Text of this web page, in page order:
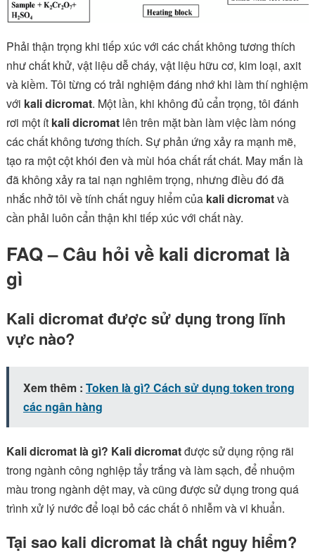
Phải thận trọng khi tiếp xúc với các chất không tương thích
như chất khử, vật liệu dễ cháy, vật liệu hữu cơ, kim loại, axit
và kiềm. Tôi từng có trải nghiệm đáng nhớ khi làm thí nghiệm
với kali dicromat. Một lần, khi không đủ cẩn trọng, tôi đánh
rơi một ít kali dicromatlên trên mặt bàn làm việc làm nóng
các chất không tương thích. Sự phản ứng xảy ra mạnh mẽ,
tạo ra một cột khói đen và mùi hóa chất rất chát. May mắn là
đã không xảy ra tai nạn nghiêm trọng, nhưng điều đó đã
nhắc nhở tôi về tính chất nguy hiểm của kali dicromatvà
cần phải luôn cẩn thận khi tiếp xúc với chất này.
FAQ – Câu hỏi về kali dicromat là
gì
Kali dicromat được sử dụng trong lĩnh
vực nào?
Xem thêm : Token là gì? Cách sử dụng token trong
các ngân hàng
Kali dicromat là gì? Kali dicromatđược sử dụng rộng rãi
trong ngành công nghiệp tẩy trắng và làm sạch, để nhuộm
màu trong ngành dệt may, và cũng được sử dụng trong quá
trình xử lý nước để loại bỏ các chất ô nhiễm và vi khuẩn.
Tại sao kali dicromat là chất nguy hiểm?